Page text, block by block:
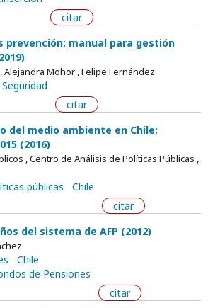
citar
prevención: manual para gestión
Alejandra Mohor , Felipe Fernández
Seguridad
citar
del medio ambiente en Chile:
(2016)
, Centro de Análisis de Políticas Públicas ,
públicas
Chile
citar
del sistema de AFP (2012)
Chile
de Pensiones
citar